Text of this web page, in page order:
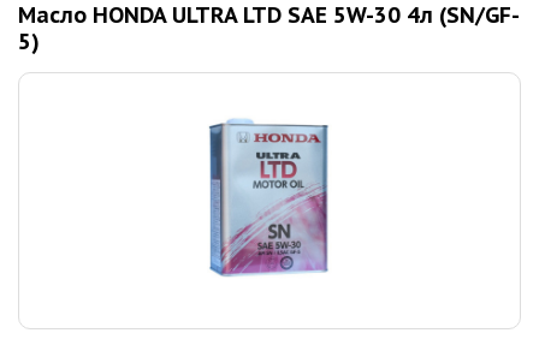
Масло HONDA ULTRA LTD SAE 5W-30 4л (SN/GF-
5)